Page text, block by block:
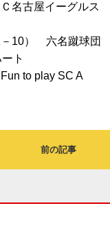
名古屋イーグルス
10） 六名蹴球団
ト
to play SC A
前の記事